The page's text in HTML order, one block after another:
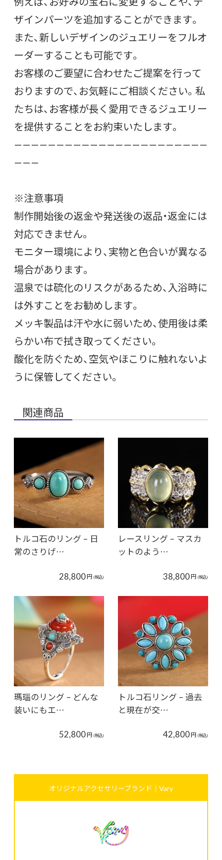
ザインパーツを追加することができます。
また、新しいデザインのジュエリーをフルオ
ーダーすることも可能です。
お客様のご要望に合わせたご提案を行って
おりますので、お気軽にご相談ください。私
たちは、お客様が長く愛用できるジュエリー
を提供することをお約束いたします。
———————————————————————
———
※注意事項
制作開始後の返金や発送後の返品・返金には
対応できません。
モニター環境により、実物と色合いが異なる
場合があります。
温泉では硫化のリスクがあるため、入浴時に
は外すことをお勧めします。
メッキ製品は汗や水に弱いため、使用後は柔
らかい布で拭き取ってください。
酸化を防ぐため、空気やほこりに触れないよ
うに保管してください。
関連商品
トルコ石のリング – 日
常のさりげ…
28,800円 (税込)
レースリング – マスカ
ットのよう…
38,800円 (税込)
瑪瑙のリング – どんな
装いにもエ…
52,800円 (税込)
トルコ石リング – 過去
と現在が交…
42,800円 (税込)
オリジナルアクセサリーブランド｜Vary